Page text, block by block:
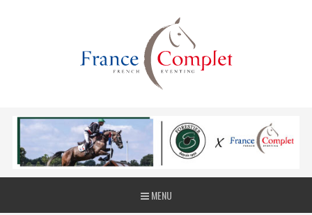
MENU
La journée du complet & le derby cross
indoor reviennent le 23 Janvier 2027 !